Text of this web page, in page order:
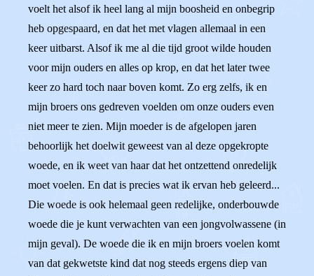
voelt het alsof ik heel lang al mijn boosheid en onbegrip
heb opgespaard, en dat het met vlagen allemaal in een
keer uitbarst. Alsof ik me al die tijd groot wilde houden
voor mijn ouders en alles op krop, en dat het later twee
keer zo hard toch naar boven komt. Zo erg zelfs, ik en
mijn broers ons gedreven voelden om onze ouders even
niet meer te zien. Mijn moeder is de afgelopen jaren
behoorlijk het doelwit geweest van al deze opgekropte
woede, en ik weet van haar dat het ontzettend onredelijk
moet voelen. En dat is precies wat ik ervan heb geleerd...
Die woede is ook helemaal geen redelijke, onderbouwde
woede die je kunt verwachten van een jongvolwassene (in
mijn geval). De woede die ik en mijn broers voelen komt
van dat gekwetste kind dat nog steeds ergens diep van